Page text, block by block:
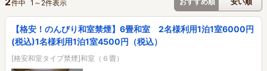
件中 1 ～ 2件表示
【格安！のんびり和室禁煙】6畳和室 2名様利用1泊1室6000円
(税込)1名様利用1泊1室4500円（税込）
[格安和室タイプ禁煙]和室（６畳）